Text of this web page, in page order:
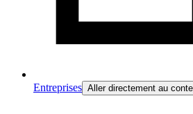
Entreprises Aller directement au